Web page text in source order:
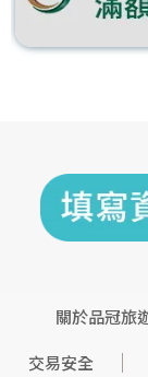
關於品冠旅
交易安全